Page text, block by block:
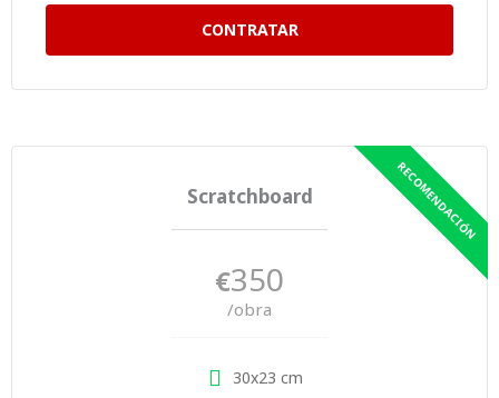
CONTRATAR
Scratchboard
€350
/obra
30x23 cm